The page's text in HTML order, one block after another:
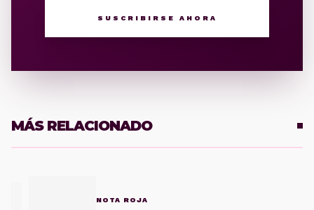
SUSCRIBIRSE AHORA
MÁS RELACIONADO
NOTA ROJA